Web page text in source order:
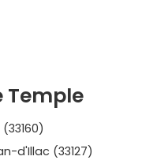
recherches une
Le Temple
Temple
d'Illac (33127)